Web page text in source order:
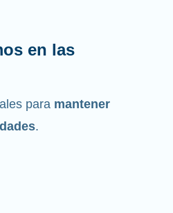
en las
para mantener
.